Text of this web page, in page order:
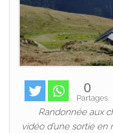
0
Partages
Randonnée aux
vidéo d’une sortie